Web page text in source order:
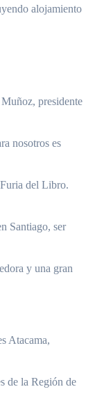
alojamiento
presidente
nosotros es
del Libro.
Santiago, ser
y una gran
Atacama,
de la Región de